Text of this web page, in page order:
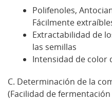
Polifenoles,
Fácilmente
Extractabilidad de
las semillas
Intensidad de color
C. Determinación de la
(Facilidad de fermentación